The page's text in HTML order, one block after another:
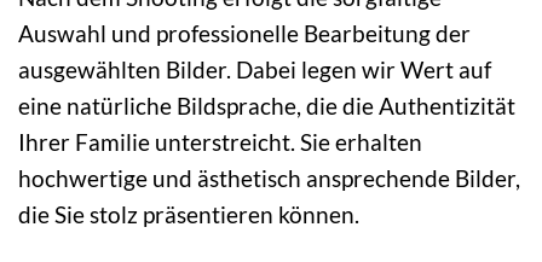
Auswahl und professionelle Bearbeitung der
ausgewählten Bilder. Dabei legen wir Wert auf
eine natürliche Bildsprache, die die Authentizität
Ihrer Familie unterstreicht. Sie erhalten
hochwertige und ästhetisch ansprechende Bilder,
die Sie stolz präsentieren können.